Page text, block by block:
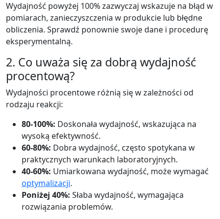
Wydajność powyżej 100% zazwyczaj wskazuje na błąd w
pomiarach, zanieczyszczenia w produkcie lub błędne
obliczenia. Sprawdź ponownie swoje dane i procedurę
eksperymentalną.
2. Co uważa się za dobrą wydajność
procentową?
Wydajności procentowe różnią się w zależności od
rodzaju reakcji:
80-100%: Doskonała wydajność, wskazująca na
wysoką efektywność.
60-80%: Dobra wydajność, często spotykana w
praktycznych warunkach laboratoryjnych.
40-60%: Umiarkowana wydajność, może wymagać
optymalizacji.
Poniżej 40%: Słaba wydajność, wymagająca
rozwiązania problemów.